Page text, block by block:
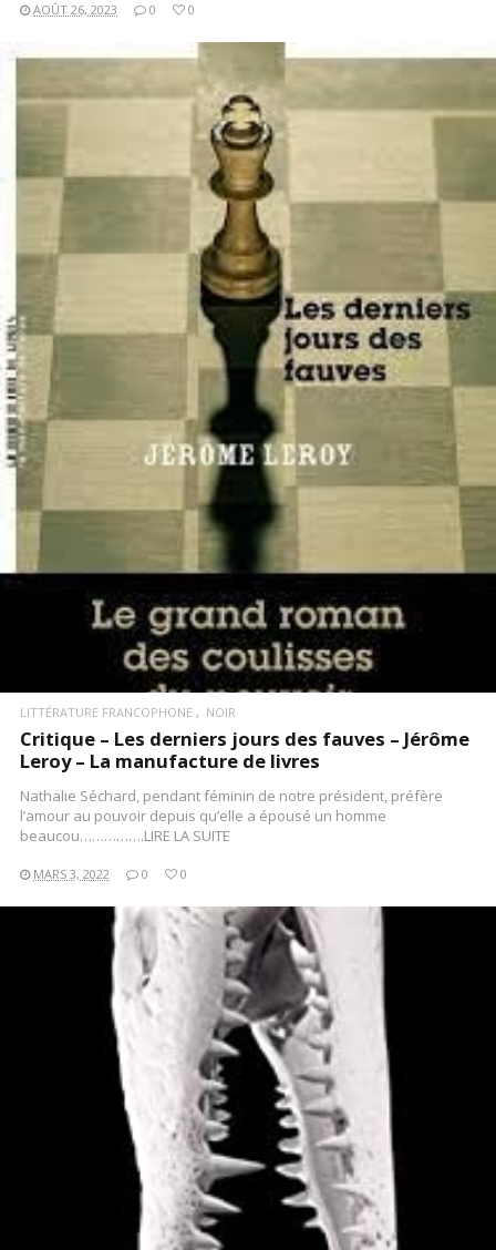
AOÛT 26, 2023 0 0
LIRE LA SUITE
LITTÉRATURE FRANCOPHONE NOIR
Critique – Les derniers jours des fauves – Jérôme
Leroy – La manufacture de livres
Nathalie Séchard, pendant féminin de notre président, préfère
l’amour au pouvoir depuis qu’elle a épousé un homme
beaucou…………….LIRE LA SUITE
MARS 3, 2022 0 0